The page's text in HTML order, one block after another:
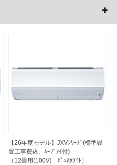
【26年度モデル】JXVｼﾘｰｽﾞ(標準設
置工事費込、ﾑｰﾌﾞｱｲ付)
（12畳用(100V) ﾋﾟｭｱﾎﾜｲﾄ）